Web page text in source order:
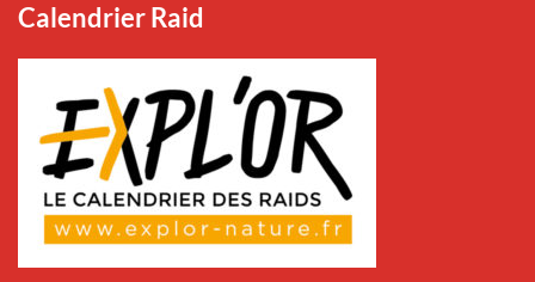
Calendrier Raid